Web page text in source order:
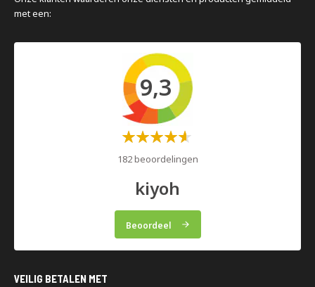
met een:
9,3
Waardering:
182 beoordelingen
kiyoh
Beoordeel
VEILIG BETALEN MET